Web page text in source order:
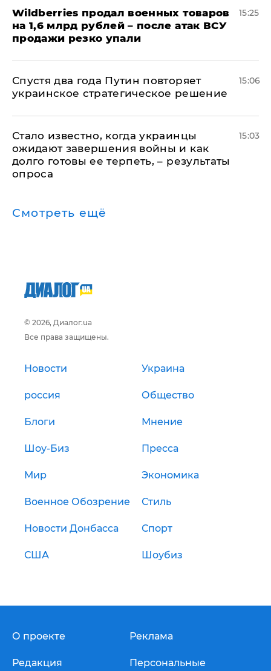
​Wildberries продал военных товаров
на 1,6 млрд рублей – после атак ВСУ
продажи резко упали
15:25
Спустя два года Путин повторяет
украинское стратегическое решение
15:06
Стало известно, когда украинцы
ожидают завершения войны и как
долго готовы ее терпеть, – результаты
опроса
15:03
Смотреть ещё
© 2026, Диалог.ua
Все права защищены.
Новости Украина
россия Общество
Блоги Мнение
Шоу-Биз Пресса
Мир Экономика
Военное Обозрение Стиль
Новости Донбасса Спорт
США Шоубиз
О проекте
Редакция
Реклама
Персональные